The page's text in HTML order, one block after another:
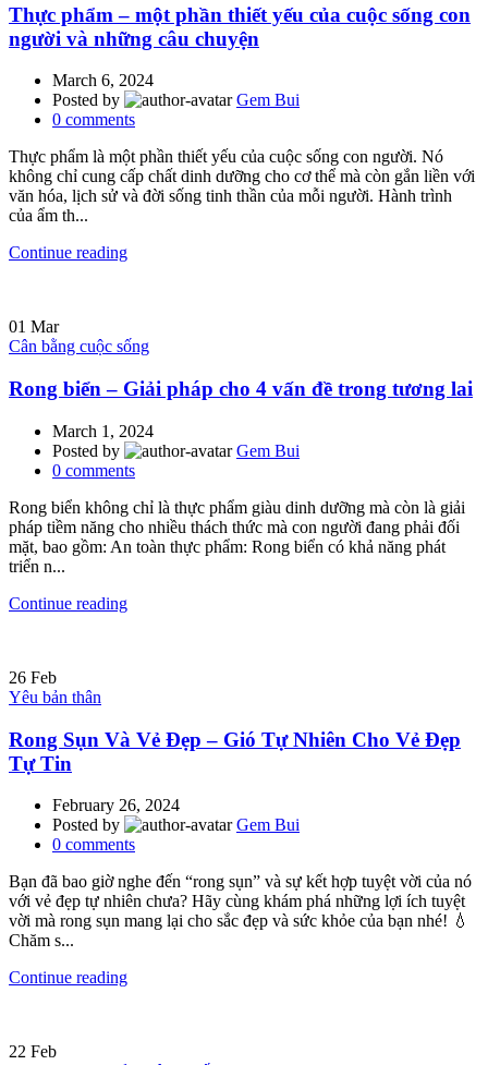
Thực phẩm – một phần thiết yếu của cuộc sống con
người và những câu chuyện
March 6, 2024
Posted by
Gem Bui
0 comments
Thực phẩm là một phần thiết yếu của cuộc sống con người. Nó
không chỉ cung cấp chất dinh dưỡng cho cơ thể mà còn gắn liền với
văn hóa, lịch sử và đời sống tinh thần của mỗi người. Hành trình
của ẩm th...
Continue reading
01 Mar
Cân bằng cuộc sống
Rong biển – Giải pháp cho 4 vấn đề trong tương lai
March 1, 2024
Posted by
Gem Bui
0 comments
Rong biển không chỉ là thực phẩm giàu dinh dưỡng mà còn là giải
pháp tiềm năng cho nhiều thách thức mà con người đang phải đối
mặt, bao gồm: An toàn thực phẩm: Rong biển có khả năng phát
triển n...
Continue reading
26 Feb
Yêu bản thân
Rong Sụn Và Vẻ Đẹp – Gió Tự Nhiên Cho Vẻ Đẹp
Tự Tin
February 26, 2024
Posted by
Gem Bui
0 comments
Bạn đã bao giờ nghe đến “rong sụn” và sự kết hợp tuyệt vời của nó
với vẻ đẹp tự nhiên chưa? Hãy cùng khám phá những lợi ích tuyệt
vời mà rong sụn mang lại cho sắc đẹp và sức khỏe của bạn nhé! 💧
Chăm s...
Continue reading
22 Feb